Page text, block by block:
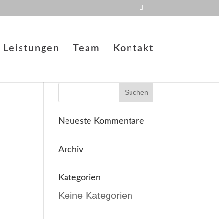
Leistungen Team Kontakt
Neueste Kommentare
Archiv
Kategorien
Keine Kategorien